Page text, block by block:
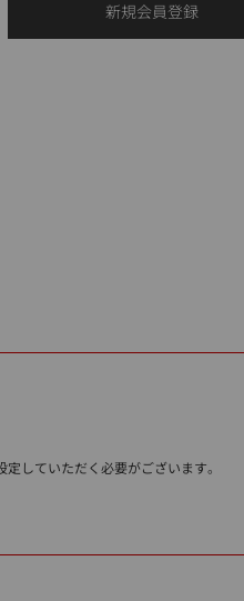
していただく必要がございます。